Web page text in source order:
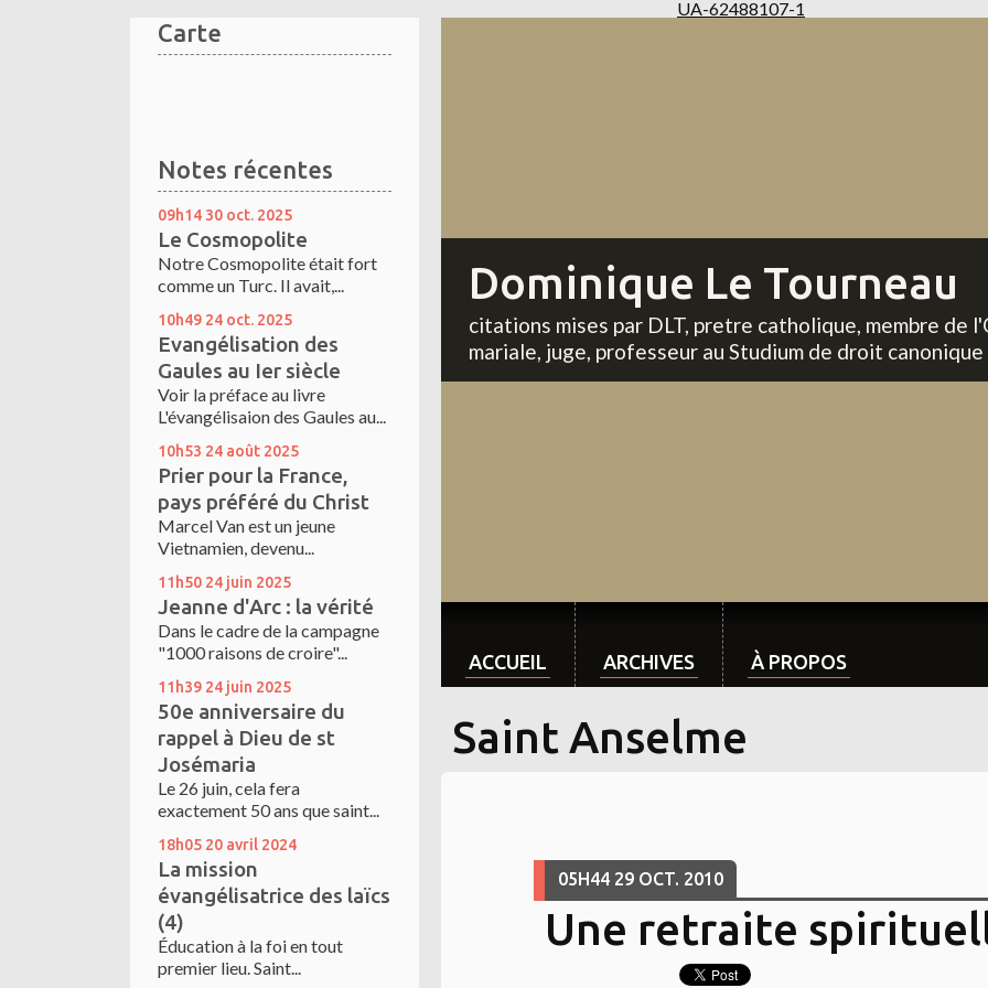
UA-62488107-1
Carte
Notes récentes
09h14 30 oct. 2025
Le Cosmopolite
Notre Cosmopolite était fort
comme un Turc. Il avait,...
10h49 24 oct. 2025
Evangélisation des
Gaules au Ier siècle
Voir la préface au livre
L'évangélisaion des Gaules au...
10h53 24 août 2025
Prier pour la France,
pays préféré du Christ
Marcel Van est un jeune
Vietnamien, devenu...
11h50 24 juin 2025
Jeanne d'Arc : la vérité
Dans le cadre de la campagne
"1000 raisons de croire"...
11h39 24 juin 2025
50e anniversaire du
rappel à Dieu de st
Josémaria
Le 26 juin, cela fera
exactement 50 ans que saint...
18h05 20 avril 2024
La mission
évangélisatrice des laïcs
(4)
Éducation à la foi en tout
premier lieu. Saint...
Dominique Le Tourneau
citations mises par DLT, pretre catholique, membre de
mariale, juge, professeur au Studium de droit canonique
ACCUEIL ARCHIVES À PROPOS
Saint Anselme
05H44 29 OCT. 2010
Une retraite